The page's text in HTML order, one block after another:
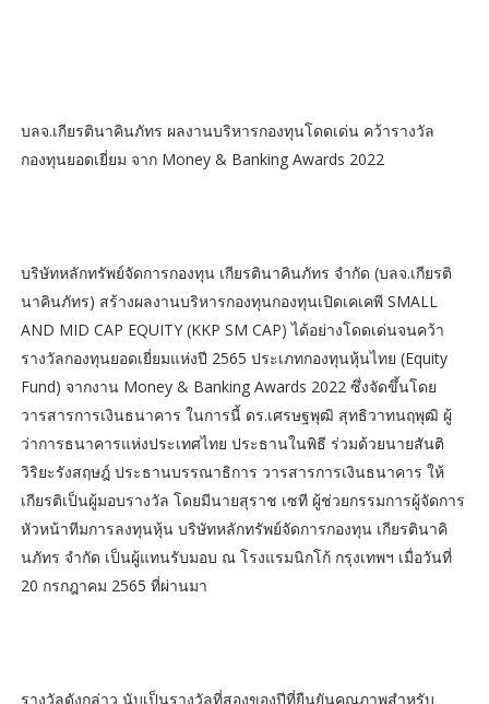
บลจ.เกียรตินาคินภัทร ผลงานบริหารกองทุนโดดเด่น คว้ารางวัล
กองทุนยอดเยี่ยม จาก Money & Banking Awards 2022
บริษัทหลักทรัพย์จัดการกองทุน เกียรตินาคินภัทร จำกัด (บลจ.เกียรติ
นาคินภัทร) สร้างผลงานบริหารกองทุนกองทุนเปิดเคเคพี SMALL
AND MID CAP EQUITY (KKP SM CAP) ได้อย่างโดดเด่นจนคว้า
รางวัลกองทุนยอดเยี่ยมแห่งปี 2565 ประเภทกองทุนหุ้นไทย (Equity
Fund) จากงาน Money & Banking Awards 2022 ซึ่งจัดขึ้นโดย
วารสารการเงินธนาคาร ในการนี้ ดร.เศรษฐพุฒิ สุทธิวาทนฤพุฒิ ผู้
ว่าการธนาคารแห่งประเทศไทย ประธานในพิธี ร่วมด้วยนายสันติ
วิริยะรังสฤษฎ์ ประธานบรรณาธิการ วารสารการเงินธนาคาร ให้
เกียรติเป็นผู้มอบรางวัล โดยมีนายสุราช เซที ผู้ช่วยกรรมการผู้จัดการ
หัวหน้าทีมการลงทุนหุ้น บริษัทหลักทรัพย์จัดการกองทุน เกียรตินาคิ
นภัทร จำกัด เป็นผู้แทนรับมอบ ณ โรงแรมนิกโก้ กรุงเทพฯ เมื่อวันที่
20 กรกฎาคม 2565 ที่ผ่านมา
รางวัลดังกล่าว นับเป็นรางวัลที่สองของปีที่ยืนยันคุณภาพสำหรับ